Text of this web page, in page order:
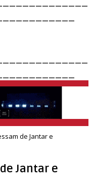
de Jantar e
Jantar e